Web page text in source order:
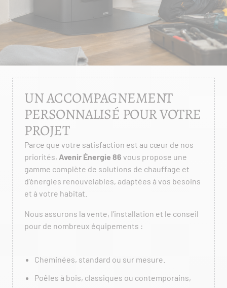
UN ACCOMPAGNEMENT
PERSONNALISÉ POUR VOTRE
PROJET
Parce que votre satisfaction est au cœur de nos
priorités, Avenir Énergie 86 vous propose une
gamme complète de solutions de chauffage et
d’énergies renouvelables, adaptées à vos besoins
et à votre habitat.
Nous assurons la vente, l’installation et le conseil
pour de nombreux équipements :
Cheminées, standard ou sur mesure.
Poêles à bois, classiques ou contemporains,